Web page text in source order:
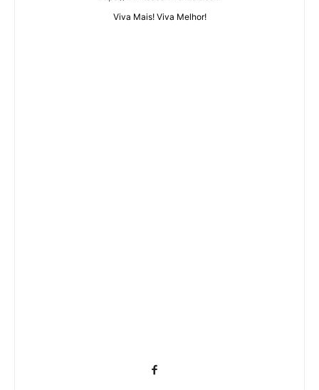
Viva Mais! Viva Melhor!